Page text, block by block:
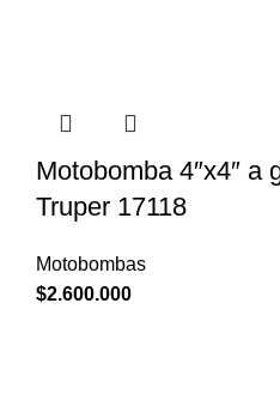
Motobomba 4″x4″ a
Truper 17118
Motobombas
$2.600.000